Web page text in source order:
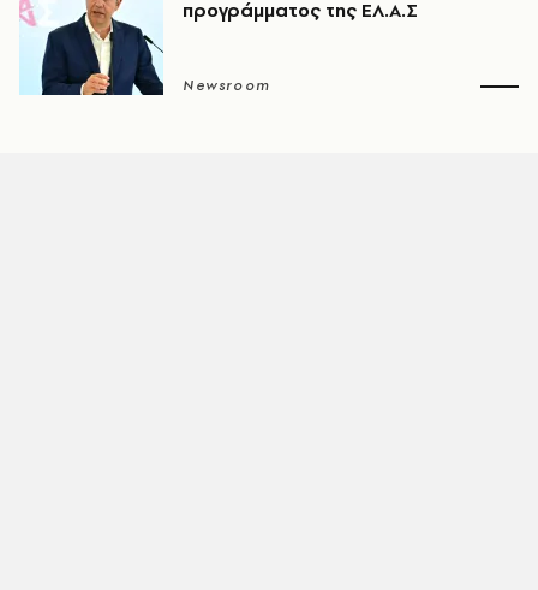
προγράμματος της ΕΛ.Α.Σ
Newsroom